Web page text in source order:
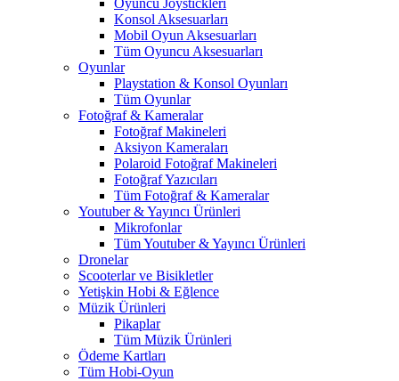
Oyuncu Joystickleri
Konsol Aksesuarları
Mobil Oyun Aksesuarları
Tüm Oyuncu Aksesuarları
Oyunlar
Playstation & Konsol Oyunları
Tüm Oyunlar
Fotoğraf & Kameralar
Fotoğraf Makineleri
Aksiyon Kameraları
Polaroid Fotoğraf Makineleri
Fotoğraf Yazıcıları
Tüm Fotoğraf & Kameralar
Youtuber & Yayıncı Ürünleri
Mikrofonlar
Tüm Youtuber & Yayıncı Ürünleri
Dronelar
Scooterlar ve Bisikletler
Yetişkin Hobi & Eğlence
Müzik Ürünleri
Pikaplar
Tüm Müzik Ürünleri
Ödeme Kartları
Tüm Hobi-Oyun